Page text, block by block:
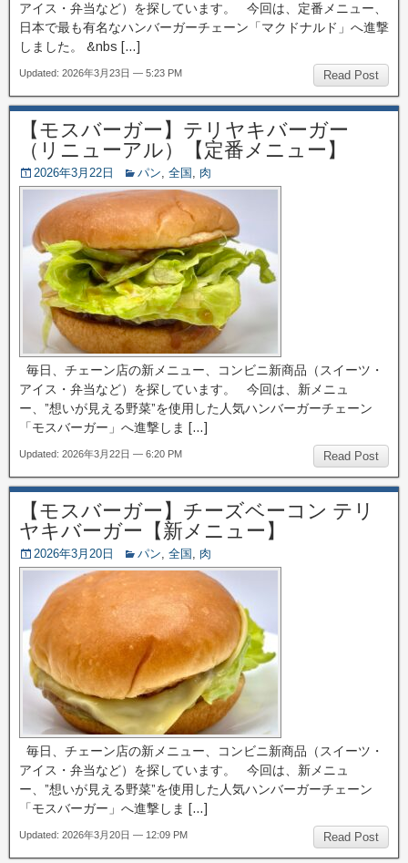
アイス・弁当など）を探しています。 今回は、定番メニュー、
日本で最も有名なハンバーガーチェーン「マクドナルド」へ進撃
しました。 &nbs […]
Read Post
Updated: 2026年3月23日 — 5:23 PM
【モスバーガー】テリヤキバーガー
（リニューアル）【定番メニュー】
2026年3月22日 パン, 全国 , 肉
毎日、チェーン店の新メニュー、コンビニ新商品（スイーツ・
アイス・弁当など）を探しています。 今回は、新メニュ
ー、”想いが見える野菜”を使用した人気ハンバーガーチェーン
「モスバーガー」へ進撃しま […]
Read Post
Updated: 2026年3月22日 — 6:20 PM
【モスバーガー】チーズベーコン テリ
ヤキバーガー【新メニュー】
2026年3月20日 パン, 全国 , 肉
毎日、チェーン店の新メニュー、コンビニ新商品（スイーツ・
アイス・弁当など）を探しています。 今回は、新メニュ
ー、”想いが見える野菜”を使用した人気ハンバーガーチェーン
「モスバーガー」へ進撃しま […]
Read Post
Updated: 2026年3月20日 — 12:09 PM